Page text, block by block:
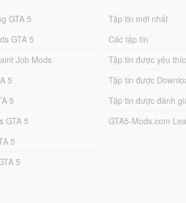
GTA 5
GTA 5
Job Mods
5
5
GTA 5
5
5
Tập tin mới nhất
Các tập tin
Tập tin được yêu
Tập tin được
Tập tin được đánh
GTA5-Mods.com